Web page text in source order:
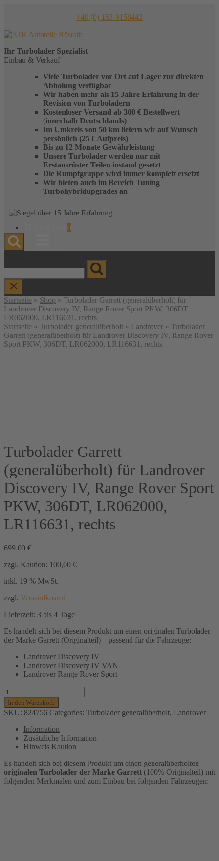
+49 (0) 163-9158442
Ihr Turbolader Spezialist
Einbau & Verkauf
Viele Turbolader vor Ort auf Lager zur direkten
Abholung verfügbar
Wir haben mehr als 15 Jahre Erfahrung in der
Revision von Turboladern
Kostenloser Versand ab 300 € Bestellwert
(innerhalb Deutschlands)
Im Umkreis von 50 km liefern wir auf Wunsch
persönlich (25 € Aufpreis)
Bis zu 12 Monate Gewährleistung
Unsere Turbolader werden nur mit
Erstausrüster Teilen instand gesetzt
Die Rumpfgruppe wird immer komplett ersetzt
Wir bieten auch im Bereich Tuning
Turbohybridupgrades an
anzeigen
0
Startseite » Shop » Turbolader Garrett (generalüberholt) für
Landrover Discovery IV, Range Rover Sport PKW, 306DT,
LR062000, LR116631, rechts
Startseite » Turbolader generalüberholt » Landrover » Turbolader
Garrett (generalüberholt) für Landrover Discovery IV, Range Rover
Sport PKW, 306DT, LR062000, LR116631, rechts
Turbolader Garrett
(generalüberholt) für Landrover
Discovery IV, Range Rover Sport
PKW, 306DT, LR062000,
LR116631, rechts
699,00 €
zzgl. Kaution: 100,00 €
inkl. 19 % MwSt.
zzgl. Versandkosten
Lieferzeit: 3 bis 4 Tage
Es handelt sich bei diesem Produkt um einen originalen Turbolader
der Marke Garrett (Originalteil) – passend für die Fahrzeuge:
Landrover Discovery IV
Landrover Discovery IV VAN
Landrover Range Rover Sport
Turbolader
Garrett
(generalüberholt)
für
Landrover
Discovery
Rover
Sport
PKW,
306DT,
In den Warenkorb
SKU: 824756 Categories: Turbolader generalüberholt, Landrover
Information
Zusätzliche Information
Hinweis Kaution
Es handelt sich bei diesem Produkt um einen generalüberholten
originalen Turbolader der Marke Garrett (100% Originalteil) mit
folgenden Merkmalen und zum Einbau bei folgenden Fahrzeugen: